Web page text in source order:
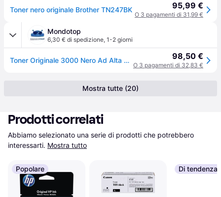
Toner nero originale Brother TN247BK 95,99 €
O 3 pagamenti di 31,99 €
Mondotop
6,30 € di spedizione, 1-2 giorni
Toner Originale 3000 Nero Ad Alta Capacità TN247BK 98,50 €
O 3 pagamenti di 32,83 €
Mostra tutte (20)
Prodotti correlati
Abbiamo selezionato una serie di prodotti che potrebbero
interessarti. Mostra tutto
Popolare Di tendenza